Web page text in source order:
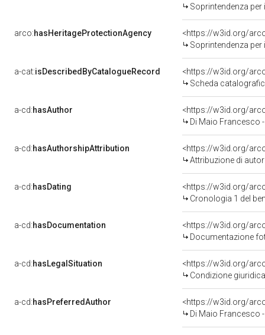
Soprintendenza
arco:hasHeritageProtectionAgency
<https://w3id.org/
Soprintendenza per i Beni Architettonici
a-cat:isDescribedByCatalogueRecord
<https://w3id.org/
Scheda
a-cd:hasAuthor
<https://w3id.org/
Di Maio Francesco
a-cd:hasAuthorshipAttribution
<https://w3id.org/
Attribuzione di
a-cd:hasDating
<https://w3id.org/
Cronologia 1 del
a-cd:hasDocumentation
Documentazione
a-cd:hasLegalSituation
Condizione
a-cd:hasPreferredAuthor
<https://w3id.org/
Di Maio Francesco